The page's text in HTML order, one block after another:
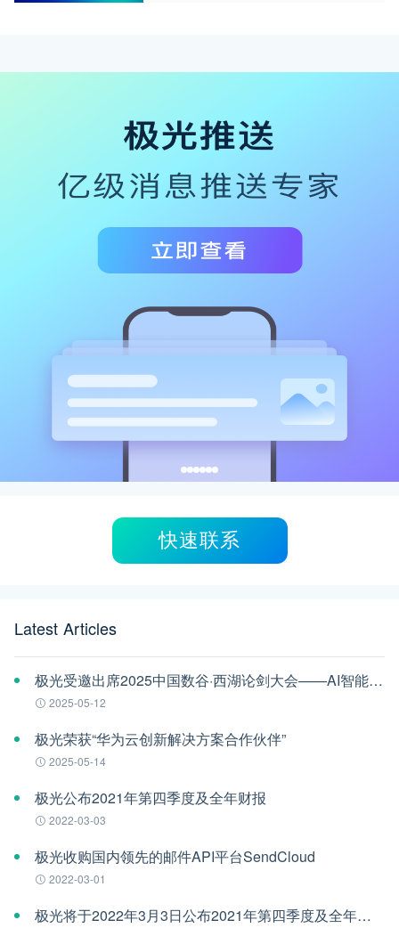
快速联系
Latest Articles
极光受邀出席2025中国数谷·西湖论剑大会——AI智能体应用与安全治理论坛
2025-05-12
极光荣获“华为云创新解决方案合作伙伴”
2025-05-14
极光公布2021年第四季度及全年财报
2022-03-03
极光收购国内领先的邮件API平台SendCloud
2022-03-01
极光将于2022年3月3日公布2021年第四季度及全年财报